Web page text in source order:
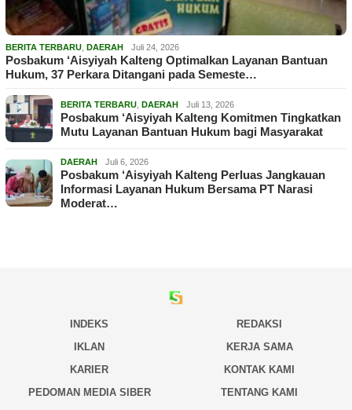
BERITA TERBARU DAERAH Juli 24, 2026
Posbakum ‘Aisyiyah Kalteng Optimalkan Layanan Bantuan
Hukum, 37 Perkara Ditangani pada Semeste…
BERITA TERBARU DAERAH Juli 13, 2026
Posbakum ‘Aisyiyah Kalteng Komitmen Tingkatkan
Mutu Layanan Bantuan Hukum bagi Masyarakat
DAERAH Juli 6, 2026
Posbakum ‘Aisyiyah Kalteng Perluas Jangkauan
Informasi Layanan Hukum Bersama PT Narasi
Moderat…
INDEKS
REDAKSI
IKLAN
KERJA SAMA
KARIER
KONTAK KAMI
PEDOMAN MEDIA SIBER
TENTANG KAMI